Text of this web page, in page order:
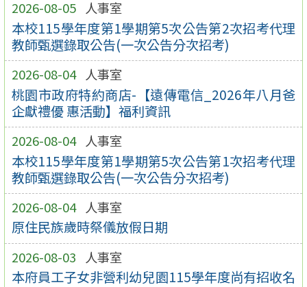
2026-08-05 人事室
本校115學年度第1學期第5次公告第2次招考代理
教師甄選錄取公告(一次公告分次招考)
2026-08-04 人事室
桃園市政府特約商店-【遠傳電信_2026年八月爸
企獻禮優 惠活動】福利資訊
2026-08-04 人事室
本校115學年度第1學期第5次公告第1次招考代理
教師甄選錄取公告(一次公告分次招考)
2026-08-04 人事室
原住民族歲時祭儀放假日期
2026-08-03 人事室
本府員工子女非營利幼兒園115學年度尚有招收名